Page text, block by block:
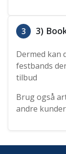
3 3)
Dermed kan
festbands
tilbud
Brug også
andre